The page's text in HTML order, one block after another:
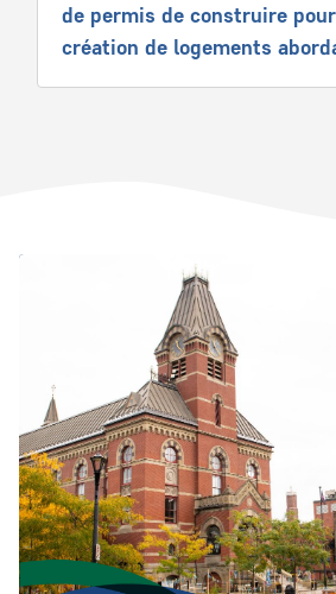
de permis de construire
création de logements